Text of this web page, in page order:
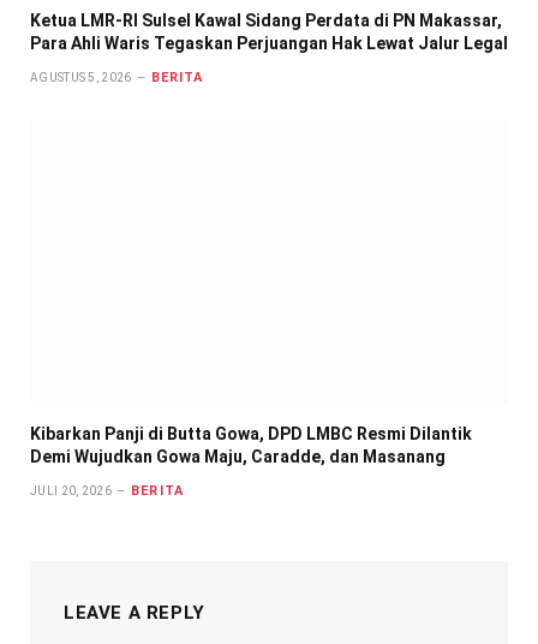
Ketua LMR-RI Sulsel Kawal Sidang Perdata di PN Makassar,
Para Ahli Waris Tegaskan Perjuangan Hak Lewat Jalur Legal
AGUSTUS 5, 2026 BERITA
Kibarkan Panji di Butta Gowa, DPD LMBC Resmi Dilantik
Demi Wujudkan Gowa Maju, Caradde, dan Masanang
JULI 20, 2026 BERITA
LEAVE A REPLY